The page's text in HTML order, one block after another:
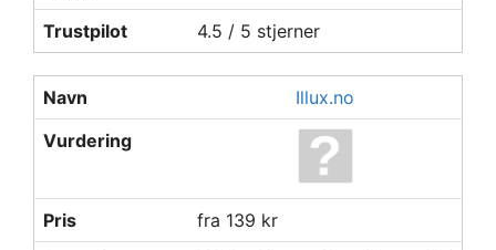
Trustpilot 4.5 / 5 stjerner
Navn
Illux.no
Vurdering
Pris
fra 139 kr